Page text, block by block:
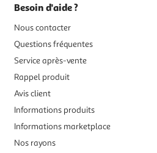
Besoin d'aide ?
Nous contacter
Questions fréquentes
Service après-vente
Rappel produit
Avis client
Informations produits
Informations marketplace
Nos rayons